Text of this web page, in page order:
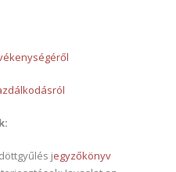
jegyzőkönyv